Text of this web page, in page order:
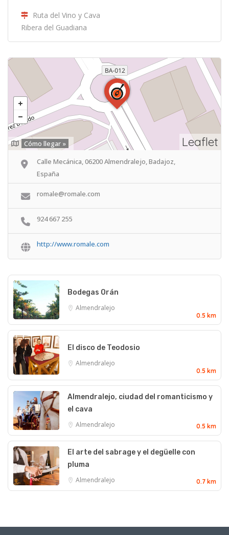
Ruta del Vino y Cava
Ribera del Guadiana
Leaflet
Cómo llegar »
Calle Mecánica, 06200 Almendralejo, Badajoz,
España
romale@romale.com
924 667 255
http://www.romale.com
Bodegas Orán
Almendralejo
0.5 km
El disco de Teodosio
Almendralejo
0.5 km
Almendralejo, ciudad del romanticismo y
el cava
Almendralejo
0.5 km
El arte del sabrage y el degüelle con
pluma
Almendralejo
0.7 km